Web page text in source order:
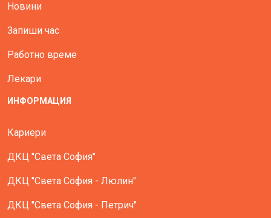
Новини
Запиши час
Работно време
Лекари
ИНФОРМАЦИЯ
Кариери
ДКЦ "Света София"
ДКЦ "Света София - Люлин"
ДКЦ "Света София - Петрич"